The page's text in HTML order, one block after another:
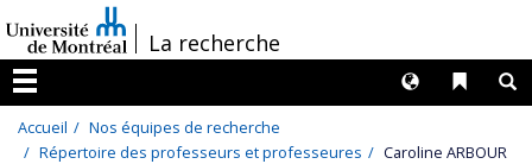
au
contenu
/La recherche
Menu
Liens
Langues
Accueil
Nos équipes de recherche
Répertoire des professeurs et professeures
Caroline ARBOUR